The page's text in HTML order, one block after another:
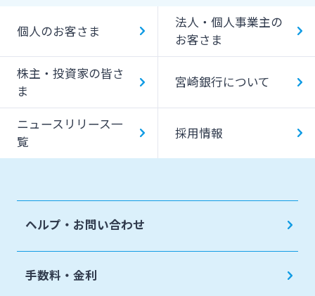
個人のお客さま
法人・個人事業主の
お客さま
株主・投資家の皆さ
ま
宮崎銀行について
ニュースリリース一
覧
採用情報
ヘルプ・お問い合わせ
手数料・金利